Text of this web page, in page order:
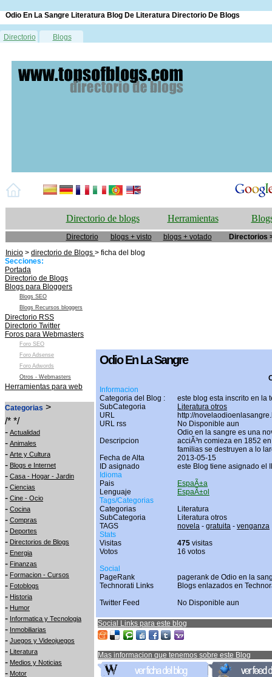
Odio En La Sangre Literatura Blog De Literatura Directorio De Blogs
Directorio Blogs
Directorio de blogs Herramientas
Directorio blogs + visto blogs + votado
Directorios
Inicio > directorio de Blogs > ficha del blog
Secciones:
Portada
Directorio de Blogs
Blogs para Bloggers
Blogs SEO
Blogs Recursos bloggers
Directorio RSS
Directorio Twitter
Foros para Webmasters
Foro SEO
Foro Adsense
Foro Adwords
Otros - Webmasters
Herramientas para web
Categorias >
/* */
- Actualidad
- Animales
- Arte y Cultura
- Blogs e Internet
- Casa - Hogar - Jardin
- Ciencias
- Cine - Ocio
- Cocina
- Compras
- Deportes
- Directorios de Blogs
- Energia
- Finanzas
- Formacion - Cursos
- Fotoblogs
- Historia
- Humor
- Informatica y Tecnologia
- Inmobiliarias
- Juegos y Videojuegos
- Literatura
- Medios y Noticias
- Motor
Odio En La Sangre
Informacion
Categoria del Blog :
este blog esta inscrito en la
SubCategoria
Literatura otros
URL
http://
URL rss
No Disponible aun
Descripcion
Odio en la sangre es una
acciÃ³n comieza en 1852
familias se destruyen a lo
Fecha de Alta
2013-05-15
ID asignado
este Blog tiene asignado el
Idioma
Pais
EspaÃ±a
Lenguaje
EspaÃ±ol
Tags/Categorias
Categorias
Literatura
SubCategoria
Literatura otros
TAGS
novela - gratuita - venganza
Stats
Visitas
475 visitas
Votos
16 votos
Social
PageRank
pagerank de Odio en la
Technorati Links
Blogs enlazados en
Twitter Feed
No Disponible aun
Social Links para este blog
Mas informacion que tenemos sobre este Blog